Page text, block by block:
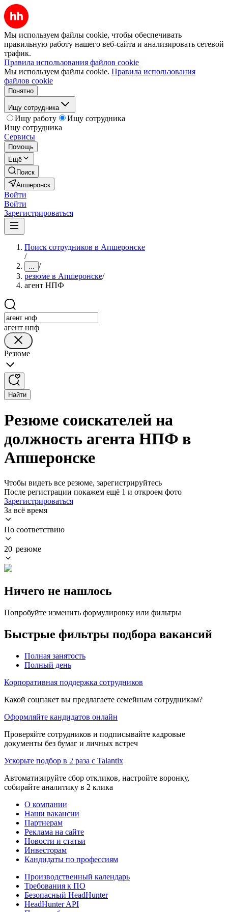
Мы используем файлы cookie, чтобы обеспечивать
правильную работу нашего веб-сайта и анализировать сетевой
трафик.
Правила использования файлов cookie
Мы используем файлы cookie. Правила использования
файлов cookie
Понятно
Ищу сотрудника
Ищу работу
Ищу сотрудника
Ищу сотрудника
Сервисы
Помощь
Ещё
Поиск
Апшеронск
Войти
Войти
Зарегистрироваться
Поиск сотрудников в Апшеронске
/
... /
резюме в Апшеронске/
агент НПФ
агент нпф
Резюме
Найти
Резюме соискателей на
должность агента НПФ в
Апшеронске
Чтобы видеть все резюме, зарегистрируйтесь
После регистрации покажем ещё 1 и откроем фото
Зарегистрироваться
За всё время
По соответствию
20 резюме
Ничего не нашлось
Попробуйте изменить формулировку или фильтры
Быстрые фильтры подбора вакансий
Полная занятость
Полный день
Корпоративная поддержка сотрудников
Какой соцпакет вы предлагаете семейным сотрудникам?
Оформляйте кандидатов онлайн
Проверяйте сотрудников и подписывайте кадровые
документы без бумаг и личных встреч
Ускорьте подбор в 2 раза с Talantix
Автоматизируйте сбор откликов, настройте воронку,
собирайте аналитику в 2 клика
О компании
Наши вакансии
Партнерам
Реклама на сайте
Новости и статьи
Инвесторам
Кандидаты по профессиям
Производственный календарь
Требования к ПО
Безопасный HeadHunter
HeadHunter API